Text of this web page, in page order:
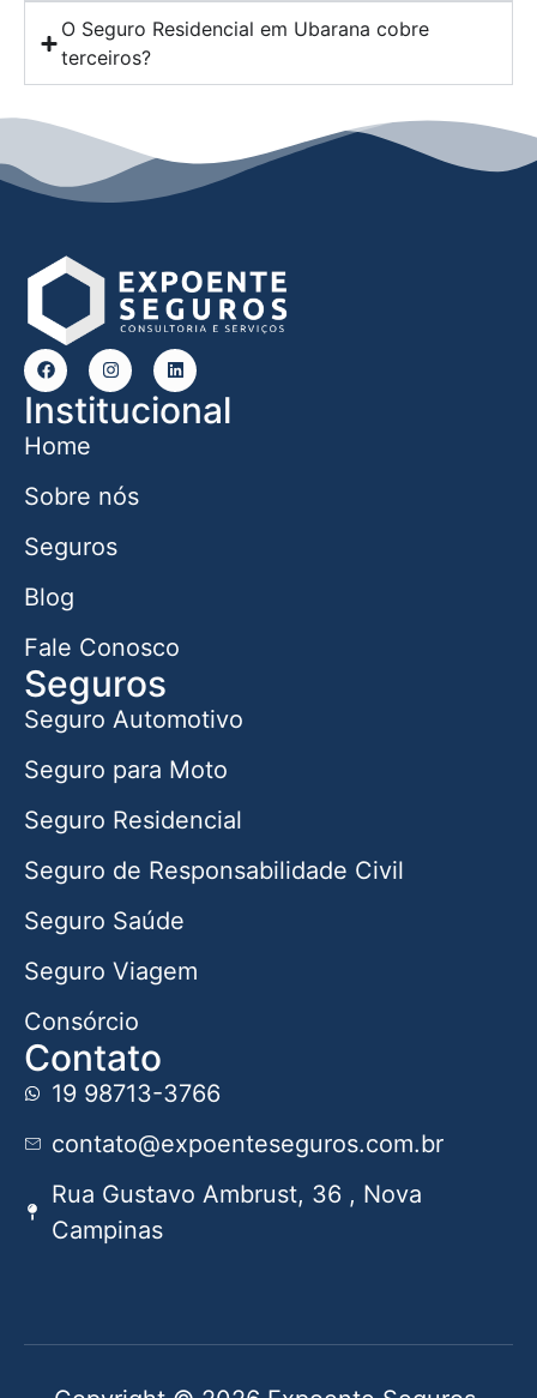
O Seguro Residencial em Ubarana cobre
terceiros?
Institucional
Home
Sobre nós
Seguros
Blog
Fale Conosco
Seguros
Seguro Automotivo
Seguro para Moto
Seguro Residencial
Seguro de Responsabilidade Civil
Seguro Saúde
Seguro Viagem
Consórcio
Contato
19 98713-3766
contato@expoenteseguros.com.br
Rua Gustavo Ambrust, 36 , Nova
Campinas